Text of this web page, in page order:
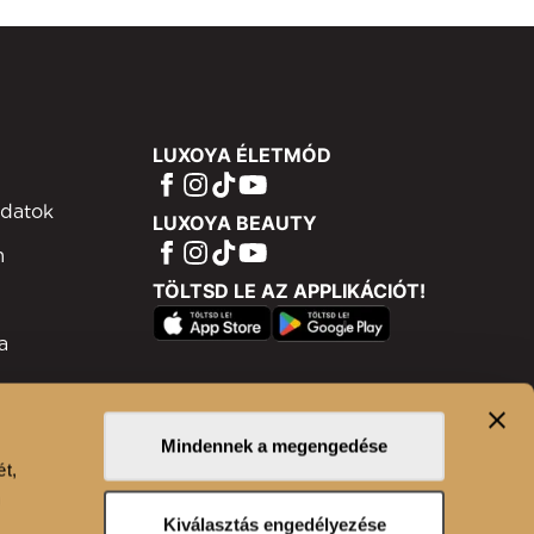
Mindennek a megengedése
Kiválasztás engedélyezése
LUXOYA ÉLETMÓD
LUXOYA BEAUTY
TÖLTSD LE AZ APPLIKÁCIÓT!